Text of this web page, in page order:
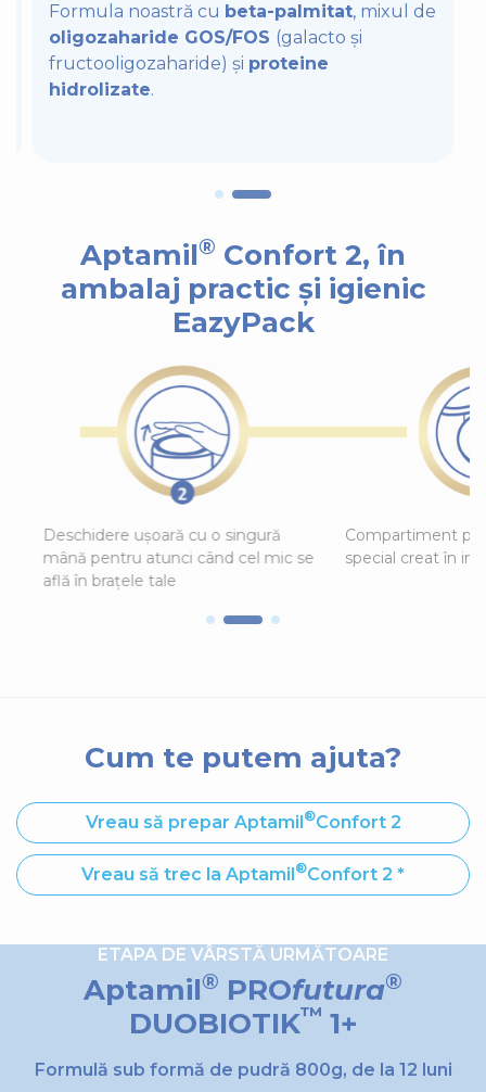
Formula noastră cu beta-palmitat, mixul de
oligozaharide GOS/FOS (galacto și
fructooligozaharide) și proteine
hidrolizate.
Aptamil® Confort 2, în
ambalaj practic și igienic
EazyPack
Deschidere ușoară cu o singură
mână pentru atunci când cel mic se
află în brațele tale
Compartiment
special creat în
Cum te putem ajuta?
Vreau să prepar Aptamil®Confort 2
Vreau să trec la Aptamil®Confort 2 *
ETAPA DE VÂRSTĂ URMĂTOARE
Aptamil® PROfutura®
DUOBIOTIK™ 1+
Formulă sub formă de pudră 800g, de la 12 luni
ETAPA DE VÂRSTĂ URMĂTOARE
Aptamil®NUTRI-BIOTIK
Formulă sub formă de pudră, 800g, 1-2 ani